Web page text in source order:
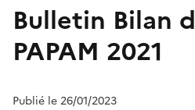
Bulletin Bilan
PAPAM 2021
Publié le 26/01/2023